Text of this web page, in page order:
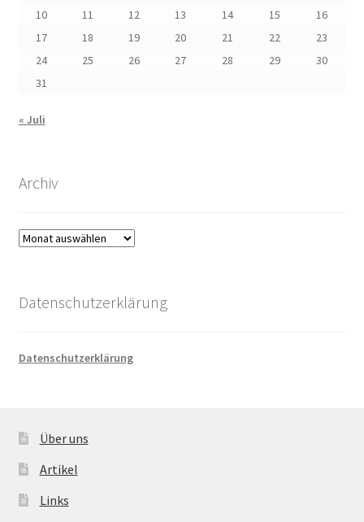
10
11 12 13 14 15
16
17
18 19 20 21 22
23
24
25 26 27 28 29
30
31
« Juli
Archiv
Archiv
Datenschutzerklärung
Datenschutzerklärung
Über uns
Artikel
Links